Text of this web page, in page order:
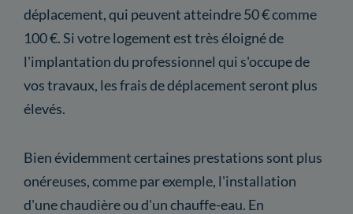
déplacement, qui peuvent atteindre 50 € comme
100 €. Si votre logement est très éloigné de
l'implantation du professionnel qui s'occupe de
vos travaux, les frais de déplacement seront plus
élevés.
Bien évidemment certaines prestations sont plus
onéreuses, comme par exemple, l'installation
d'une chaudière ou d'un chauffe-eau. En